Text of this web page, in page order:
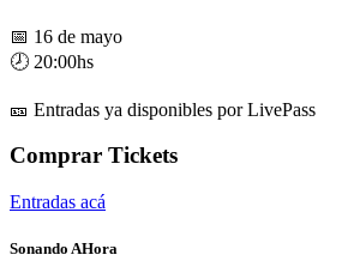
📅 16 de mayo
🕗 20:00hs
🎫 Entradas ya disponibles por LivePass
Comprar Tickets
Entradas acá
Sonando AHora